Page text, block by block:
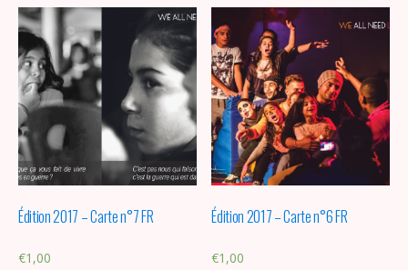
Édition 2017 – Carte n°7 FR
€1,00
Édition 2017 – Carte n°6 FR
€1,00